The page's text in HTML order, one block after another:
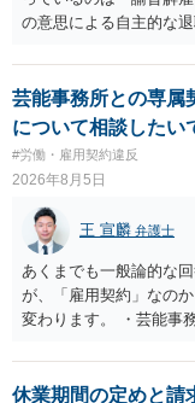
の意思による自主的な
す。 その場合、解雇に
解雇という処分が社会
す。 結局、貴殿のネッ
どを具体的に検討しな
また、育児休業法関係
法に関する専門的な知
士にご相談下さい。
芸能事務所との専属
について相談したい
#労働・雇用契約違反
2026年8月5日
王 宣麟 弁護士
あくまでも一般論的な
が、「雇用契約」なの
変わります。 ・芸能事
務上よくあるからとい
害との対応関係や合理
休業期間の定めと請